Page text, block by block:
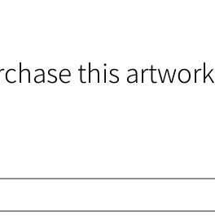
this artwork